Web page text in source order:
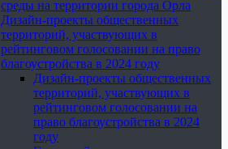
среды на территории города Орла
Дизайн-проекты общественных
территорий, участвующих в
рейтинговом голосовании на право
благоустройства в 2024 году
Дизайн-проекты общественных
территорий, участвующих в
рейтинговом голосовании на
право благоустройства в 2024
году